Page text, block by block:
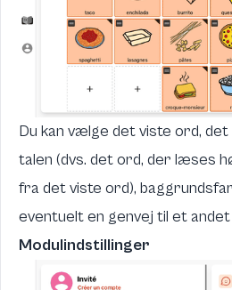
Du kan vælge det viste ord, det
talen (dvs. det ord, der læses
fra det viste ord),
eventuelt en genvej til et
Modulindstillinger